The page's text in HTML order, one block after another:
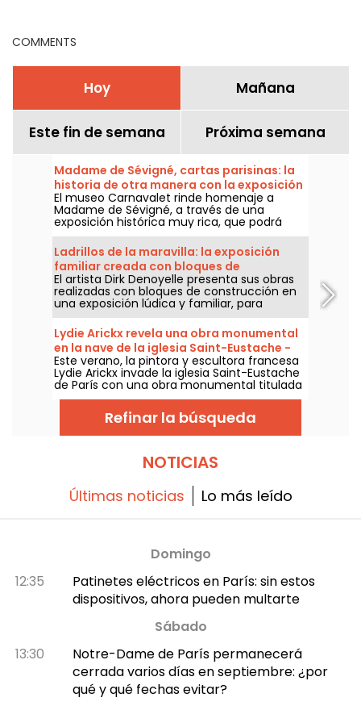
COMMENTS
Hoy Mañana
Este fin de semana Próxima semana
Madame de Sévigné, cartas parisinas: la
historia de otra manera con la exposición
del museo Carnavalet
El museo Carnavalet rinde homenaje a
Madame de Sévigné, a través de una
exposición histórica muy rica, que podrá
visitarse del 15 de abril al 23 de agosto de
2026.
Ladrillos de la maravilla: la exposición
familiar creada con bloques de
construcción, ampliada en París
El artista Dirk Denoyelle presenta sus obras
realizadas con bloques de construcción en
una exposición lúdica y familiar, para
recorrer del 23 de mayo al 6 de septiembre
de 2026 en el Espacio Champerret de París.
Lydie Arickx revela una obra monumental
en la nave de la iglesia Saint-Eustache -
nuestras fotos
Este verano, la pintora y escultora francesa
Lydie Arickx invade la iglesia Saint-Eustache
de París con una obra monumental titulada
"Le Souffle". La muestra se podrá visitar del
10 de julio al 29 de septiembre de 2026 para
admirar esta instalación suspendida a 7
metros sobre la nave central de la iglesia.
Refinar la búsqueda
NOTICIAS
Últimas noticias Lo más leído
Domingo
12:35
Patinetes eléctricos en París: sin estos
dispositivos, ahora pueden multarte
Sábado
13:30
Notre-Dame de París permanecerá
cerrada varios días en septiembre: ¿por
qué y qué fechas evitar?